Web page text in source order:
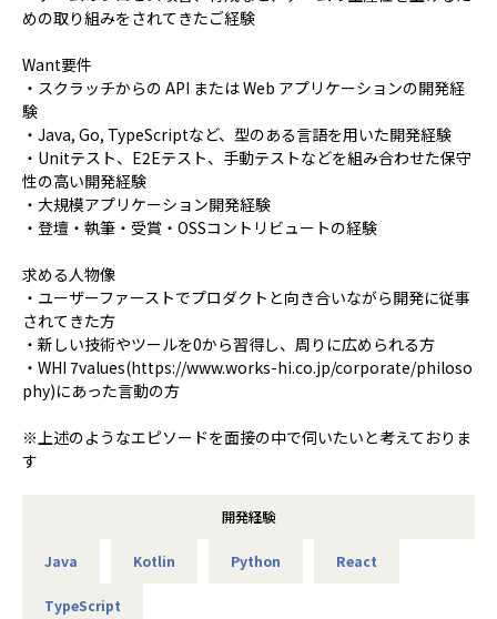
めの取り組みをされてきたご経験
Want要件
・スクラッチからの API または Web アプリケーションの開発経
験
・Java, Go, TypeScriptなど、型のある言語を用いた開発経験
・Unitテスト、E2Eテスト、手動テストなどを組み合わせた保守
性の高い開発経験
・大規模アプリケーション開発経験
・登壇・執筆・受賞・OSSコントリビュートの経験
求める人物像
・ユーザーファーストでプロダクトと向き合いながら開発に従事
されてきた方
・新しい技術やツールを0から習得し、周りに広められる方
・WHI 7values(https://www.works-hi.co.jp/corporate/philoso
phy)にあった言動の方
※上述のようなエピソードを面接の中で伺いたいと考えておりま
す
開発経験
Java Kotlin Python React
TypeScript